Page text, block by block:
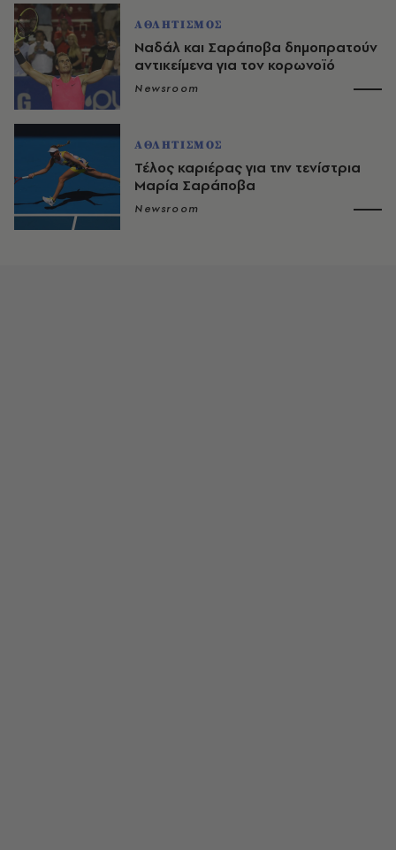
ΑΘΛΗΤΙΣΜΟΣ
Ναδάλ και Σαράποβα δημοπρατούν
αντικείμενα για τον κορωνοϊό
Newsroom
ΑΘΛΗΤΙΣΜΟΣ
Τέλος καριέρας για την τενίστρια
Μαρία Σαράποβα
Newsroom